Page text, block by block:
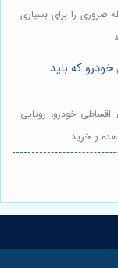
ضروری را برای بسیاری
خودرو که باید
خودرو، رویایی
و خرید